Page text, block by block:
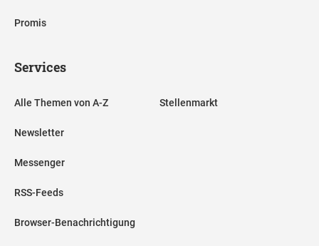
Promis
Services
Alle Themen von A-Z
Newsletter
Messenger
RSS-Feeds
Browser-Benachrichtigung
Stellenmarkt